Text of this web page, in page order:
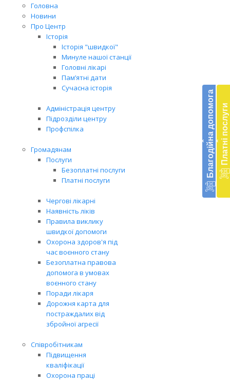
Головна
Новини
Про Центр
Історія
Історія "швидкої"
Минуле нашої станції
Головні лікарі
Пам’ятні дати
Сучасна історія
Адміністрація центру
Підрозділи центру
Профспілка
Громадянам
Послуги
Безоплатні послуги
Платні послуги
Чергові лікарні
Наявність ліків
Правила виклику
швидкої допомоги
Охорона здоров'я під
час воєнного стану
Безоплатна правова
допомога в умовах
воєнного стану
Поради лікаря
Дорожня карта для
постраждалих від
збройної агресії
Співробітникам
Підвищення
кваліфікації
Охорона праці
‹ Благодійна допомога ‹ Платні послуги